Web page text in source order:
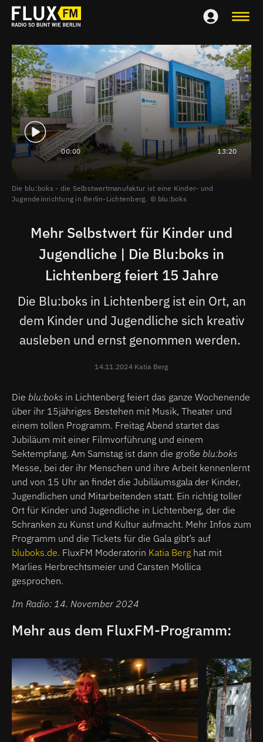
00:00 13:20
Die blu:boks - die Selbstwertmanufaktur ist eine Kinder- und
Jugendeinrichtung in Berlin-Lichtenberg.
blu:boks
Mehr Selbstwert für Kinder und
Jugendliche | Die Blu:boks in
Lichtenberg feiert 15 Jahre
Die Blu:boks in Lichtenberg ist ein Ort, an
dem Kinder und Jugendliche sich kreativ
ausleben und ernst genommen werden.
14.11.2024 Katia Berg
Die blu:boks in Lichtenberg feiert das ganze Wochenende
über ihr 15jähriges Bestehen mit Musik, Theater und
einem tollen Programm. Freitag Abend startet das
Jubiläum mit einer Filmvorführung und einem
Sektempfang. Am Samstag ist dann die große blu:boks
Messe, bei der ihr Menschen und ihre Arbeit kennenlernt
und von 15 Uhr an findet die Jubiläumsgala der Kinder,
Jugendlichen und Mitarbeitenden statt. Ein richtig toller
Ort für Kinder und Jugendliche in Lichtenberg, der die
Schranken zu Kunst und Kultur aufmacht. Mehr Infos zum
Programm und die Tickets für die Gala gibt’s auf
bluboks.de. FluxFM Moderatorin Katia Berg hat mit
Marlies Herbrechtsmeier und Carsten Mollica
gesprochen.
Im Radio: 14. November 2024
Mehr aus dem FluxFM-Programm: